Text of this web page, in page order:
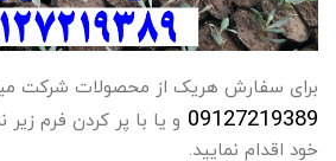
برای سفارش هریک از محصولات شرکت
09127219389
و یا با پر کردن فرم
خود اقدام نمایید.